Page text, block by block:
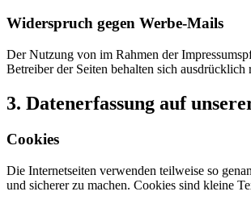
Widerspruch gegen Werbe-Mails
Der Nutzung von im Rahmen der
Betreiber der Seiten behalten sich
3. Datenerfassung auf
Cookies
Die Internetseiten verwenden teilweise so
und sicherer zu machen. Cookies sind kleine